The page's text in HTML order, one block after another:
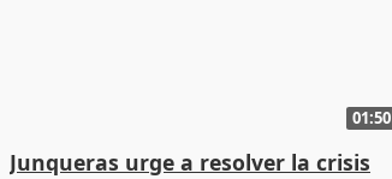
01:50
Junqueras urge a resolver la crisis